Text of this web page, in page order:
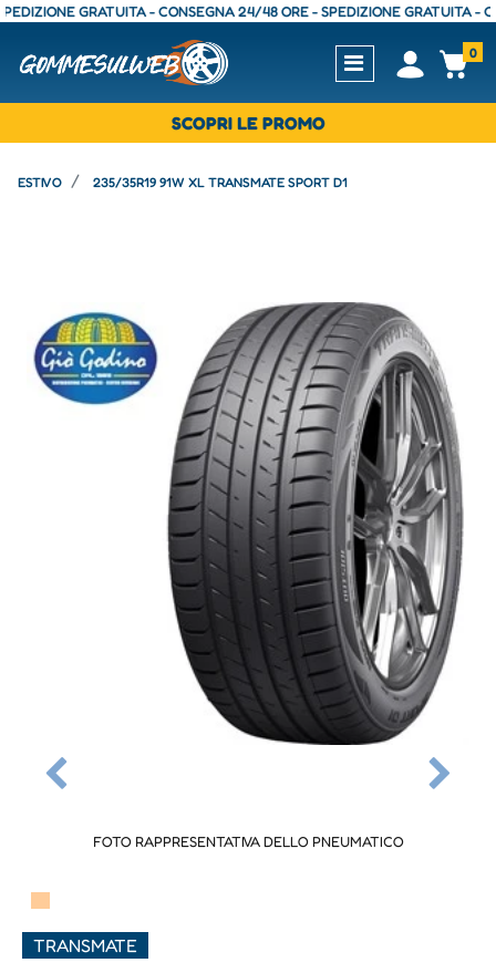
GRATUITA - CONSEGNA 24/48 ORE - SPEDIZIONE GRATUITA -
Open0
SCOPRI LE PROMO
ESTIVO 235/35R19 91W XL TRANSMATE SPORT D1
FOTO RAPPRESENTATIVA DELLO PNEUMATICO
▀
TRANSMATE